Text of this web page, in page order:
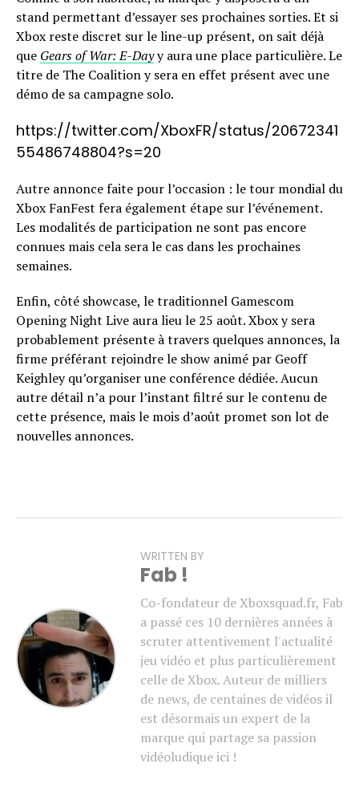
stand permettant d’essayer ses prochaines sorties. Et si
Xbox reste discret sur le line-up présent, on sait déjà
que Gears of War: E-Dayy aura une place particulière. Le
titre de The Coalition y sera en effet présent avec une
démo de sa campagne solo.
https://twitter.com/XboxFR/status/20672341
55486748804?s=20
Autre annonce faite pour l’occasion : le tour mondial du
Xbox FanFest fera également étape sur l’événement.
Les modalités de participation ne sont pas encore
connues mais cela sera le cas dans les prochaines
semaines.
Enfin, côté showcase, le traditionnel Gamescom
Opening Night Live aura lieu le 25 août. Xbox y sera
probablement présente à travers quelques annonces, la
firme préférant rejoindre le show animé par Geoff
Keighley qu’organiser une conférence dédiée. Aucun
autre détail n’a pour l’instant filtré sur le contenu de
cette présence, mais le mois d’août promet son lot de
nouvelles annonces.
WRITTEN BY
Fab !
Co-fondateur de Xboxsquad.fr, Fab
a passé ces 10 dernières années à
scruter attentivement l'actualité
jeu vidéo et plus particulièrement
celle de Xbox. Auteur de milliers
de news, de centaines de vidéos il
est désormais un expert de la
marque qui partage sa passion
vidéoludique ici !